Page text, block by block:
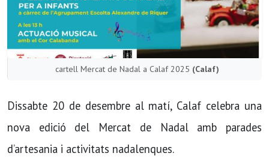
cartell Mercat de Nadal a Calaf 2025 (Calaf)
Dissabte 20 de desembre al matí, Calaf celebra una
nova edició del Mercat de Nadal amb parades
d’artesania i activitats nadalenques.